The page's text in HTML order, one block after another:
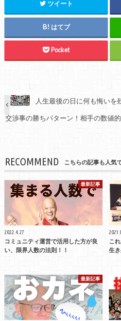
ツイート
はてブ
Pocket
人生最後の日に何も悔いを
交渉事の勝ちパターン！相手の数値
RECOMMEND こちらの記事も人気で
最新記事
2022.4.27
コミュニティ運営で活用した方が良
い、限界人数の法則！！
こ
生き
最新記事